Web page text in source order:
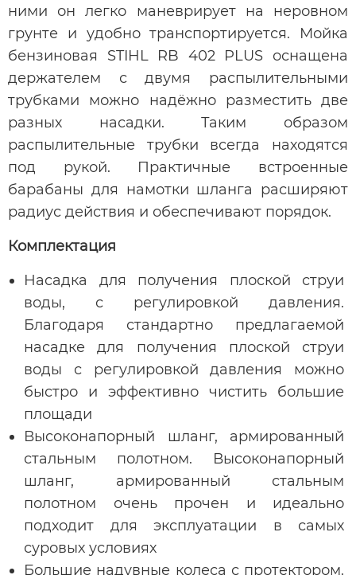
ними он легко маневрирует на неровном
грунте и удобно транспортируется. Мойка
бензиновая STIHL RB 402 PLUS оснащена
держателем с двумя распылительными
трубками можно надёжно разместить две
разных насадки. Таким образом
распылительные трубки всегда находятся
под рукой. Практичные встроенные
барабаны для намотки шланга расширяют
радиус действия и обеспечивают порядок.
Комплектация
Насадка для получения плоской струи
воды, с регулировкой давления.
Благодаря стандартно предлагаемой
насадке для получения плоской струи
воды с регулировкой давления можно
быстро и эффективно чистить большие
площади
Высоконапорный шланг, армированный
стальным полотном. Высоконапорный
шланг, армированный стальным
полотном очень прочен и идеально
подходит для эксплуатации в самых
суровых условиях
Большие надувные колеса с протектором.